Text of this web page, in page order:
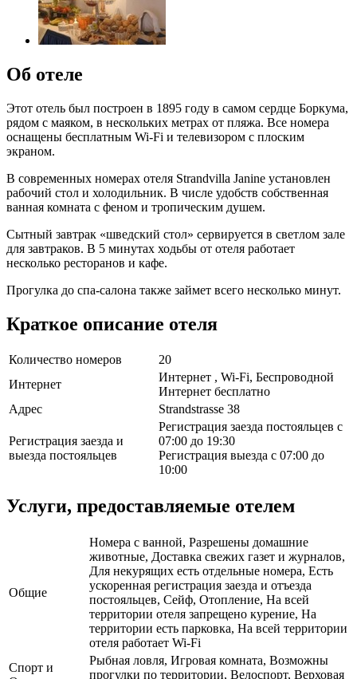
Об отеле
Этот отель был построен в 1895 году в самом сердце Боркума,
рядом с маяком, в нескольких метрах от пляжа. Все номера
оснащены бесплатным Wi-Fi и телевизором с плоским
экраном.
В современных номерах отеля Strandvilla Janine установлен
рабочий стол и холодильник. В числе удобств собственная
ванная комната с феном и тропическим душем.
Сытный завтрак «шведский стол» сервируется в светлом зале
для завтраков. В 5 минутах ходьбы от отеля работает
несколько ресторанов и кафе.
Прогулка до спа-салона также займет всего несколько минут.
Краткое описание отеля
Количество номеров
20
Интернет
Интернет , Wi-Fi, Беспроводной
Интернет бесплатно
Адрес
Strandstrasse 38
Регистрация заезда и
выезда постояльцев
Регистрация заезда постояльцев с
07:00 до 19:30
Регистрация выезда с 07:00 до
10:00
Услуги, предоставляемые отелем
Общие
Номера с ванной, Разрешены домашние
животные, Доставка свежих газет и журналов,
Для некурящих есть отдельные номера, Есть
ускоренная регистрация заезда и отъезда
постояльцев, Сейф, Отопление, На всей
территории отеля запрещено курение, На
территории есть парковка, На всей территории
отеля работает Wi-Fi
Спорт и
Рыбная ловля, Игровая комната, Возможны
прогулки по территории, Велоспорт, Верховая